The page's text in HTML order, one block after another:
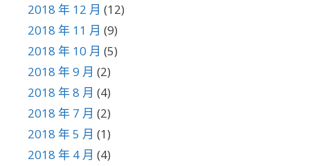
2018 年 12 月 (12)
2018 年 11 月 (9)
2018 年 10 月 (5)
2018 年 9 月 (2)
2018 年 8 月 (4)
2018 年 7 月 (2)
2018 年 5 月 (1)
2018 年 4 月 (4)